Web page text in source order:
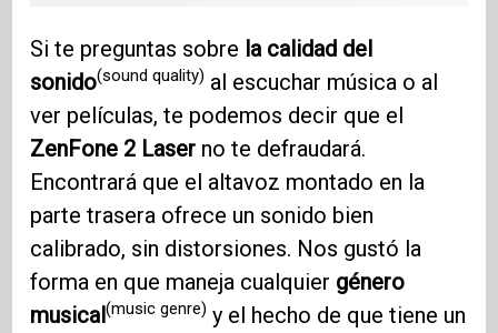
Si te preguntas sobre la calidad del
sonido(sound quality) al escuchar música o al
ver películas, te podemos decir que el
ZenFone 2 Laser no te defraudará.
Encontrará que el altavoz montado en la
parte trasera ofrece un sonido bien
calibrado, sin distorsiones. Nos gustó la
forma en que maneja cualquier género
musical(music genre) y el hecho de que tiene un